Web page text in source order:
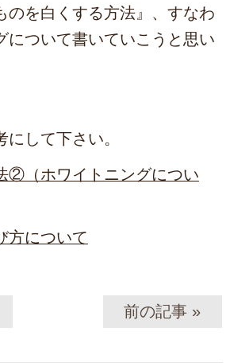
のを白くする方法』、すなわ
について書いていこうと思い
して下さい。
②（ホワイトニングについ
方について
前の記事 »